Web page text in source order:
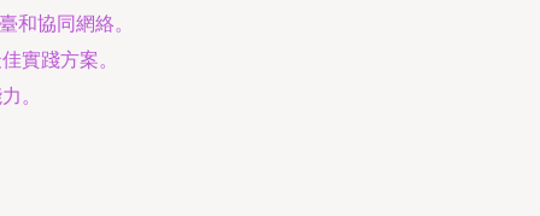
和協同網絡。
實踐方案。
。